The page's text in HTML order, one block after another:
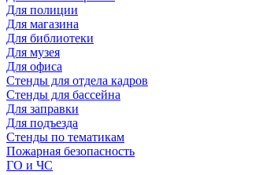
Для полиции
Для магазина
Для библиотеки
Для музея
Для офиса
Стенды для отдела кадров
Стенды для бассейна
Для заправки
Для подъезда
Стенды по тематикам
Пожарная безопасность
ГО и ЧС